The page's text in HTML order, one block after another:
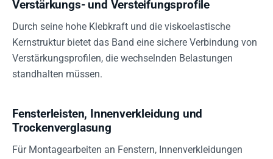
Verstärkungs- und Versteifungsprofile
Durch seine hohe Klebkraft und die viskoelastische
Kernstruktur bietet das Band eine sichere Verbindung von
Verstärkungsprofilen, die wechselnden Belastungen
standhalten müssen.
Fensterleisten, Innenverkleidung und
Trockenverglasung
Für Montagearbeiten an Fenstern, Innenverkleidungen